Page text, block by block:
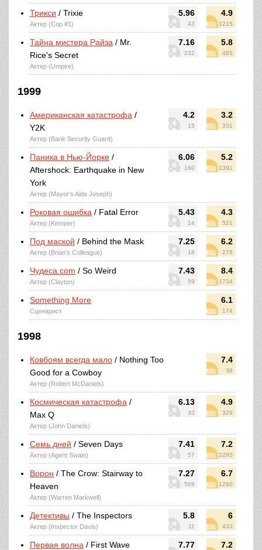
5.96
43
4.9
1215
Трикси / Trixie
Актер (Cop #1)
7.16
232
5.8
485
Тайна мистера Райза / Mr.
Rice's Secret
Актер (Umpire)
1999
4.2
15
3.2
331
Американская катастрофа /
Y2K
Актер (Bank Security Guard)
6.06
160
5.2
1391
Паника в Нью-Йорке /
Aftershock: Earthquake in New
York
Актер (Mayor's Aide Joseph)
5.43
14
4.3
521
Роковая ошибка / Fatal Error
Актер (Kemper)
7.25
18
6.2
278
Под маской / Behind the Mask
Актер (Brian's Colleague)
7.43
59
8.4
1734
Чудеса.com / So Weird
Актер (Clayton)
6.1
174
Something More
Сценарист
1998
7.4
39
Ковбоям всегда мало / Nothing Too
Good for a Cowboy
Актер (Robert McDaniels)
6.13
33
4.9
329
Космическая катастрофа /
Max Q
Актер (John Daniels)
7.41
57
7.2
2295
Семь дней / Seven Days
Актер (Agent Swain)
7.27
569
6.7
1260
Ворон / The Crow: Stairway to
Heaven
Актер (Warren Markwell)
5.8
11
6
433
Детективы / The Inspectors
Актер (Inspector Davis)
7.77 7.2
Первая волна / First Wave